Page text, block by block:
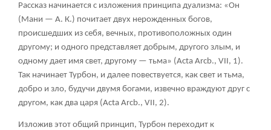
Рассказ начинается с изложения принципа дуализма: «Он
(Мани — А. К.) почитает двух нерожденных богов,
происшедших из себя, вечных, противоположных один
другому; и одного представляет добрым, другого злым, и
одному дает имя свет, другому — тьма» (Acta Arcb., VII, 1).
Так начинает Турбон, и далее повествуется, как свет и тьма,
добро и зло, будучи двумя богами, извечно враждуют друг с
другом, как два царя (Acta Arcb., VII, 2).
Изложив этот общий принцип, Турбон переходит к